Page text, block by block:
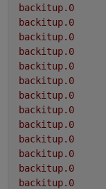
backitup.0
backitup.0
backitup.0
backitup.0
backitup.0
backitup.0
backitup.0
backitup.0
backitup.0
backitup.0
backitup.0
backitup.0
backitup.0